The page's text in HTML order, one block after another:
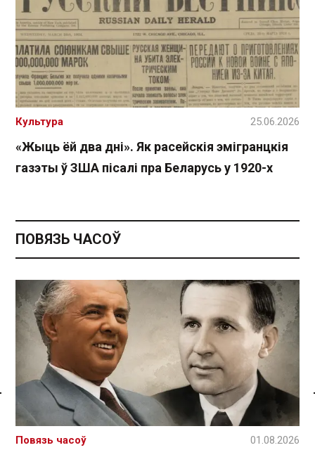
Спасылка без VPN
«Жыць ёй два дні». Як расейскія эмігранцкія
газэты ў ЗША пісалі пра Беларусь у 1920-х
Культура 25.06.2026
ПОВЯЗЬ ЧАСОЎ
Повязь часоў 01.08.2026